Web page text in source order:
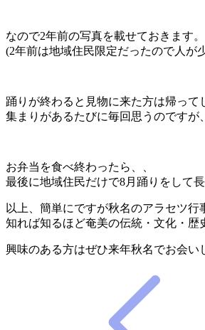
なので2年前の写真を載せておきます。
(2年前は地域住民限定だったので人が
踊りが終わると見物に来た方は帰って
集まりがあるたびに毎回思うのです
お弁当を食べ終わったら、、
最後に地域住民だけで8月踊りをして
以上、簡単にですが秋名のアラセツ行
知れば知るほど奄美の伝統・文化・歴
興味のある方はぜひ来年秋名でお会い